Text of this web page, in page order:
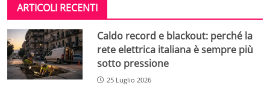
ARTICOLI RECENTI
Caldo record e blackout: perché la
rete elettrica italiana è sempre più
sotto pressione
25 Luglio 2026